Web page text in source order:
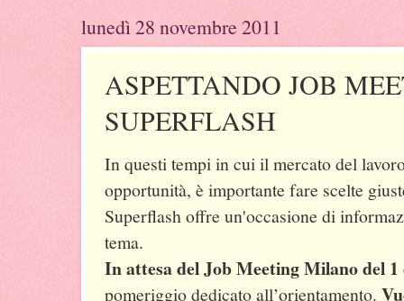
lunedì 28 novembre 2011
ASPETTANDO JOB
SUPERFLASH
In questi tempi in cui il mercato del
opportunità, è importante fare scelte
Superflash offre un'occasione di
tema.
In attesa del Job Meeting Milano del
pomeriggio dedicato all’orientamento.